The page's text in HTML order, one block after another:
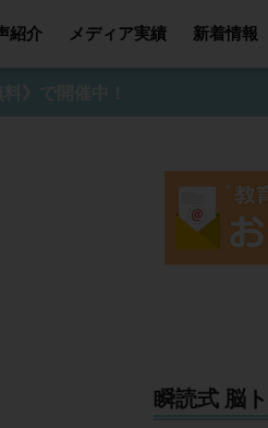
紹介 メディア実績 新着情報
瞬読式 脳